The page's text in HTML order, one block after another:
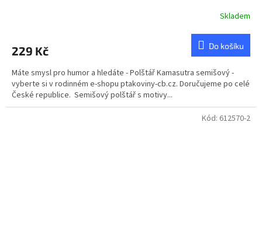
Skladem
229 Kč Do košíku
Máte smysl pro humor a hledáte - Polštář Kamasutra semišový -
vyberte si v rodinném e-shopu ptakoviny-cb.cz. Doručujeme po celé
České republice. Semišový polštář s motivy...
Kód: 612570-2